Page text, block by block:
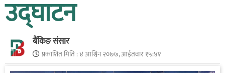
उद्घाटन
बैंकिङ संसार
प्रकाशित मिति :४ आश्विन २०७७, आईतवार १५:४१